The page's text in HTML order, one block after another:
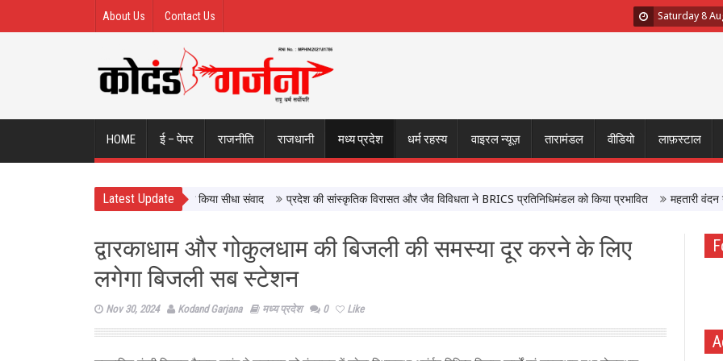
About Us Contact Us Saturday 8
HOME ई – पेपर राजनीति राजधानी मध्य प्रदेश धर्म रहस्य वाइरल न्यूज़ तारामंडल वीडियो लाफ़स्टाल
Latest Update
से मुख्यमंत्री डॉ. यादव ने किसानों से किया सीधा संवाद प्रदेश की सांस्कृतिक विरासत और जैव विविधता ने BRICS प्रतिनिधिमंडल को किया प्रभावित महतारी वंदन
द्वारकाधाम और गोकुलधाम की बिजली की समस्या दूर करने के लिए
लगेगा बिजली सब स्टेशन
Nov 30, 2024 Kodand Garjana मध्य प्रदेश 0 Like